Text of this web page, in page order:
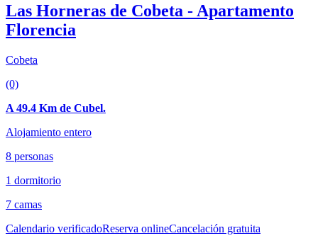
Las Horneras de Cobeta - Apartamento
Florencia
Cobeta
(0)
A 49.4 Km de Cubel.
Alojamiento entero
8 personas
1 dormitorio
7 camas
Calendario verificadoReserva onlineCancelación gratuita